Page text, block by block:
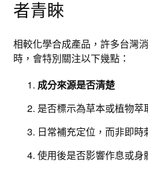
者青睞
相較化學合成產品，許多台灣
時，會特別關注以下幾點：
成分來源是否清楚
是否標示為草本或植物萃
日常補充定位，而非即時
使用後是否影響作息或身